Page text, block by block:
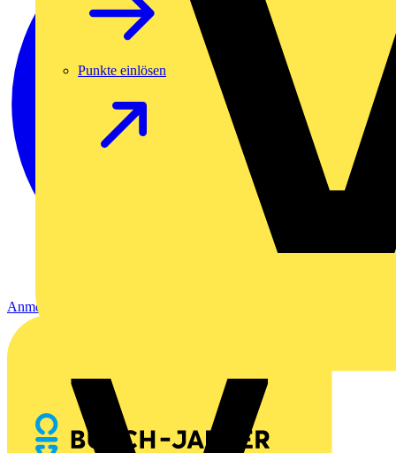
Punkte einlösen
Anmelden